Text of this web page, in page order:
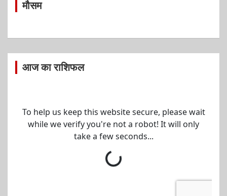
मौसम
आज का राशिफल